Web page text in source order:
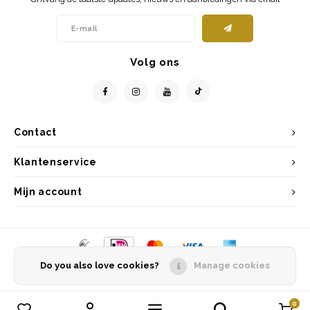
0
Contact
Volg ons
Klantenservice
Mijn account
© Copyright 2026 Entrepôt Holland - Powered byLightspeed- Theme by
Vergelijk producten 0
Do you also love cookies? Manage cookies